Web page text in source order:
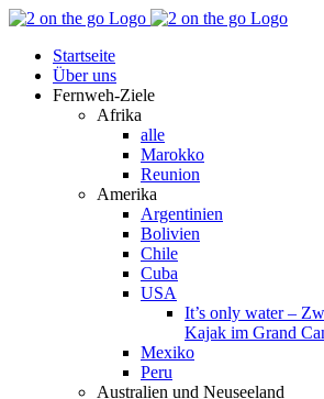
Zum
springen
Facebook
YouTube
Instagram
Pinterest
Rss
Startseite
Über uns
Fernweh-Ziele
Afrika
alle
Marokko
Reunion
Amerika
Argentinien
Bolivien
Chile
Cuba
USA
It’s only water –
Kajak im Grand
Mexiko
Peru
Australien und Neuseeland